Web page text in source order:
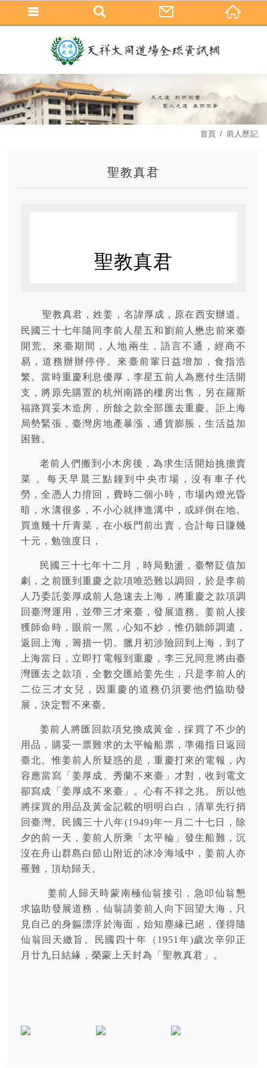
首頁 前人歷記
聖教真君
聖教真君
聖教真君，姓姜，名諱厚成，原在西安辦道。
民國三十七年隨同李前人星五和劉前人懋忠前來臺
開荒。來臺期間，人地兩生，語言不通，經商不
易，道務辦辦停停。來臺前輩日益增加，食指浩
繁。當時重慶利息優厚，李星五前人為應付生活開
支，將原先購置的杭州南路的樓房出售，另在羅斯
福路買妥木造房，所餘之款全部匯去重慶。詎上海
局勢緊張，臺灣房地產暴漲，通貨膨脹，生活益加
困難。
老前人們搬到小木房後，為求生活開始挑擔賣
菜 。每天早晨三點鐘到中央市場，沒有車子代
勞，全憑人力揹回，費時二個小時，市場內燈光昏
暗，水溝很多，不小心就摔進溝中，或絆倒在地。
買進幾十斤青菜，在小板門前出賣，合計每日賺幾
十元，勉強度日，
民國三十七年十二月，時局動盪，臺幣貶值加
劇，之前匯到重慶之款項唯恐難以調回，於是李前
人乃委託姜厚成前人急速去上海，將重慶之款項調
回臺灣運用，並帶三才來臺，發展道務。姜前人接
獲師命時，眼前一黑，心知不妙，惟仍聽師調遣，
返回上海，籌措一切。臘月初涉險回到上海，到了
上海當日，立即打電報到重慶，李三兄同意將由臺
灣匯去之款項，全數交匯給姜先生，只是李前人的
二位三才女兒，因重慶的道務仍須要他們協助發
展，決定暫不來臺。
姜前人將匯回款項兌換成黃金，採買了不少的
用品，購妥一票難求的太平輪船票，準備指日返回
臺北。惟姜前人所疑惑的是，重慶打來的電報，內
容應當寫「姜厚成、秀蘭不來臺」才對，收到電文
卻寫成「姜厚成不來臺」。心有不祥之兆。所以他
將採買的用品及黃金記載的明明白白，清單先行捎
回臺灣。民國三十八年(1949)年一月二十七日，除
夕的前一天，姜前人所乘「太平輪」發生船難，沉
沒在舟山群島白節山附近的冰冷海域中，姜前人亦
罹難，頂劫歸天。
姜前人歸天時蒙南極仙翁接引，急叩仙翁懇
求協助發展道務，仙翁請姜前人向下回望大海，只
見自己的身軀漂浮於海面，始知塵緣已絕，僅得隨
仙翁回天繳旨。民國四十年（1951年)歲次辛卯正
月廿九日結緣，榮蒙上天封為「聖教真君」。